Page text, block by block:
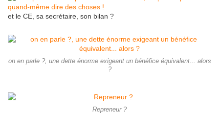
et le CE, sa secrétaire, son bilan ?
on en parle ?, une dette énorme exigeant un bénéfice équivalent... alors
?
Repreneur ?